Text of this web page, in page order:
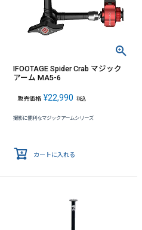
IFOOTAGE Spider Crab マジック
アーム MA5-6
販売価格 ¥22,990 税込
撮影に便利なマジックアームシリーズ
カートに入れる